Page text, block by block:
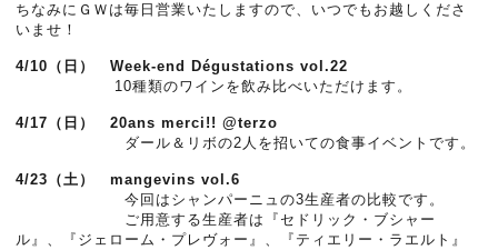
ちなみにＧＷは毎日営業いたしますので、いつでもお越しくださ
いませ！
4/10（日）Week-end Dégustations vol.22
10種類のワインを飲み比べいただけます。
4/17（日）20ans merci!! @terzo
ダール＆リボの2人を招いての食事イベントです。
4/23（土）mangevins vol.6
今回はシャンパーニュの3生産者の比較です。
ご用意する生産者は『セドリック・ブシャー
ル』、『ジェローム・プレヴォー』、『ティエリー・ラエルト』